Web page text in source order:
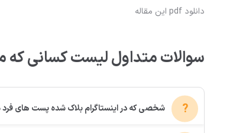
دانلود pdf این مقاله
سوالات متداول لیست کسانی که ما
شخصی که در اینستاگرام بلاک شده پست های فرد